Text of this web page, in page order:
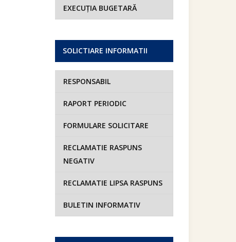
EXECUȚIA BUGETARĂ
SOLICTIARE INFORMATII
RESPONSABIL
RAPORT PERIODIC
FORMULARE SOLICITARE
RECLAMATIE RASPUNS
NEGATIV
RECLAMATIE LIPSA RASPUNS
BULETIN INFORMATIV